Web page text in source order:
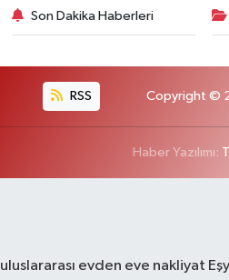
Son Dakika Haberleri
RSS Copyright ©
Haber Yazılımı:
uluslararası evden eve nakliyat